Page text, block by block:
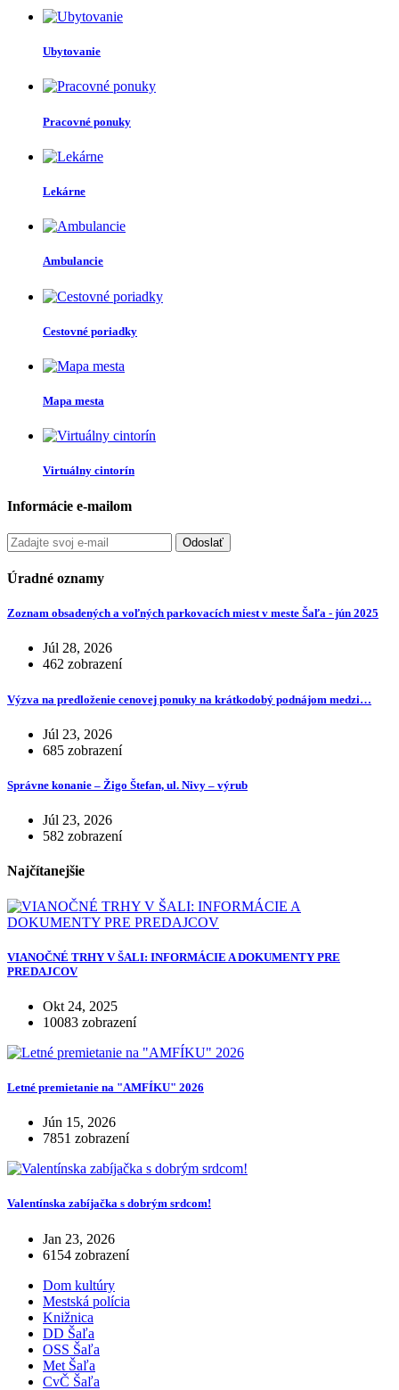
Ubytovanie
Pracovné ponuky
Lekárne
Ambulancie
Cestovné poriadky
Mapa mesta
Virtuálny cintorín
Informácie e-mailom
Odoslať
Úradné oznamy
Zoznam obsadených a voľných parkovacích miest v meste Šaľa - jún 2025
Júl 28, 2026
462 zobrazení
Výzva na predloženie cenovej ponuky na krátkodobý podnájom medzi…
Júl 23, 2026
685 zobrazení
Správne konanie – Žigo Štefan, ul. Nivy – výrub
Júl 23, 2026
582 zobrazení
Najčítanejšie
VIANOČNÉ TRHY V ŠALI: INFORMÁCIE A DOKUMENTY PRE
PREDAJCOV
Okt 24, 2025
10083 zobrazení
Letné premietanie na "AMFÍKU" 2026
Jún 15, 2026
7851 zobrazení
Valentínska zabíjačka s dobrým srdcom!
Jan 23, 2026
6154 zobrazení
Dom kultúry
Mestská polícia
Knižnica
DD Šaľa
OSS Šaľa
Met Šaľa
CvČ Šaľa